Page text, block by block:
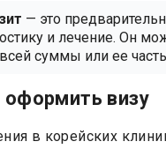
— это
и лечение. Он
суммы или ее
визу
в корейских